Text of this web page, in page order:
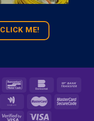
CLICK ME!